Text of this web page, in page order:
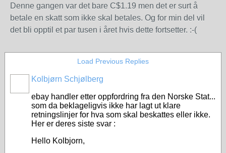
Denne gangen var det bare C$1.19 men det er surt å
betale en skatt som ikke skal betales. Og for min del vil
det bli opptil et par tusen i året hvis dette fortsetter. :-(
Load Previous Replies
Kolbjørn Schjølberg
ebay handler etter oppfordring fra den Norske Stat...
som da beklageligvis ikke har lagt ut klare
retningslinjer for hva som skal beskattes eller ikke.
Her er deres siste svar :
Hello Kolbjorn,